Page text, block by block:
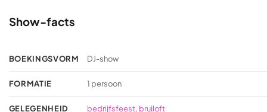
Show-facts
BOEKINGSVORM DJ-show
FORMATIE 1 persoon
GELEGENHEID bedrijfsfeest, bruiloft